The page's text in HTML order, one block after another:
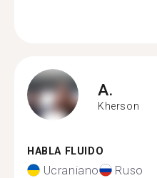
A.
Kherson
HABLA FLUIDO
Ucraniano Ruso